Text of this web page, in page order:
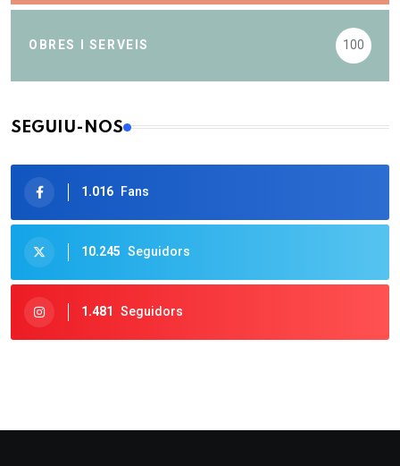
OBRES I SERVEIS 100
SEGUIU-NOS
1.016 Fans
10.245 Seguidors
1.481 Seguidors